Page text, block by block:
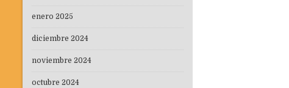
enero 2025
diciembre 2024
noviembre 2024
octubre 2024